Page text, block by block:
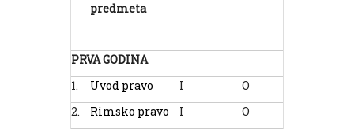
predmeta
PRVA GODINA
1.
Uvod pravo I O
2.
Rimsko pravo I O